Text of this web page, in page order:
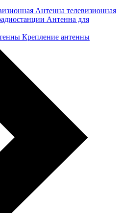
Антенна телевизионная
Антенна для
Крепление антенны